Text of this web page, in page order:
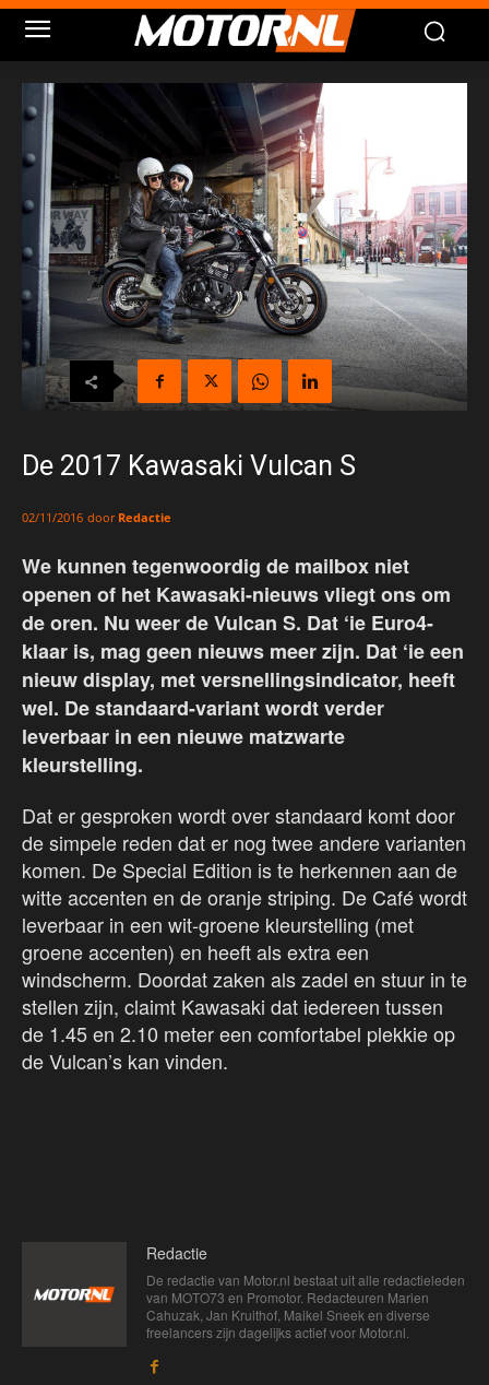
De 2017 Kawasaki Vulcan S
02/11/2016 door Redactie
We kunnen tegenwoordig de mailbox niet
openen of het Kawasaki-nieuws vliegt ons om
de oren. Nu weer de Vulcan S. Dat ‘ie Euro4-
klaar is, mag geen nieuws meer zijn. Dat ‘ie een
nieuw display, met versnellingsindicator, heeft
wel. De standaard-variant wordt verder
leverbaar in een nieuwe matzwarte
kleurstelling.
Dat er gesproken wordt over standaard komt door
de simpele reden dat er nog twee andere varianten
komen. De Special Edition is te herkennen aan de
witte accenten en de oranje striping. De Café wordt
leverbaar in een wit-groene kleurstelling (met
groene accenten) en heeft als extra een
windscherm. Doordat zaken als zadel en stuur in te
stellen zijn, claimt Kawasaki dat iedereen tussen
de 1.45 en 2.10 meter een comfortabel plekkie op
de Vulcan’s kan vinden.
Redactie
De redactie van Motor.nl bestaat uit alle redactieleden
van MOTO73 en Promotor. Redacteuren Marien
Cahuzak, Jan Kruithof, Maikel Sneek en diverse
freelancers zijn dagelijks actief voor Motor.nl.